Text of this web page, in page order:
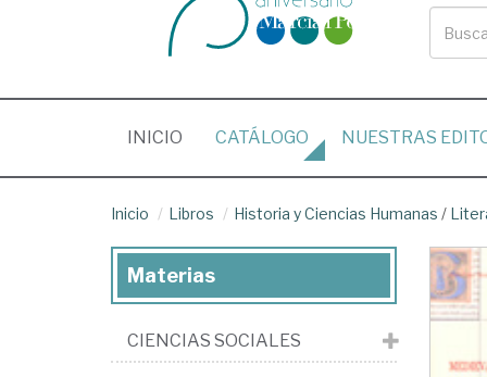
INICIO (CURRENT)
CATÁLOGO NUESTRAS
Inicio Libros Historia y Ciencias Humanas /
Materias
CIENCIAS SOCIALES